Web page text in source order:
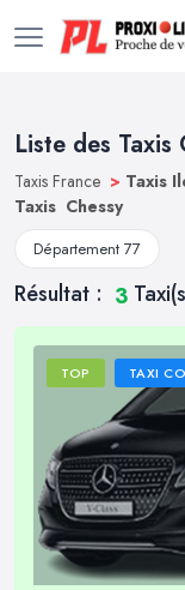
Liste des Taxis
Taxis France > Taxis
Taxis Chessy
Département 77
Résultat : 3
TOP TAXI